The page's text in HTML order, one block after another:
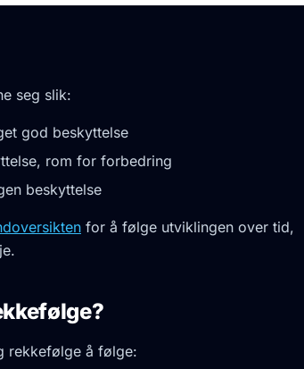
seg slik:
god beskyttelse
rom for forbedring
beskyttelse
for å følge utviklingen over tid,
rekkefølge å følge: